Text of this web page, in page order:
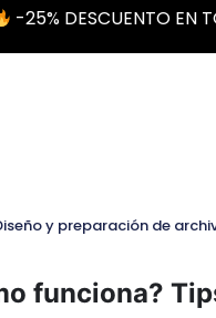
-25% DESCUENTO EN
y preparación de
funciona?